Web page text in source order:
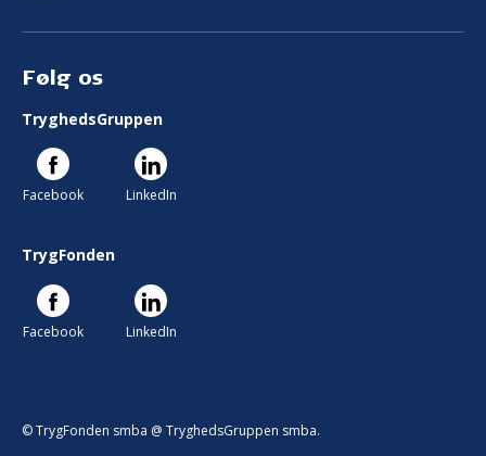
Følg os
TryghedsGruppen
Facebook LinkedIn
TrygFonden
Facebook LinkedIn
© TrygFonden smba @ TryghedsGruppen smba.